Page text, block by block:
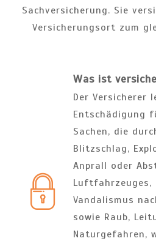
Sachversicherung. Sie
Versicherungsort zum
Was ist
Der Versicherer
Entschädigung
Sachen, die
Blitzschlag,
Anprall oder
Luftfahrzeuges,
Vandalismus
sowie Raub,
Naturgefahren,